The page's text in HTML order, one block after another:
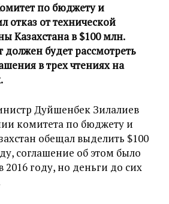
по бюджету и
отказ от технической
Казахстана в $100 млн.
должен будет рассмотреть
в трех чтениях на
Дуйшенбек Зилалиев
комитета по бюджету и
обещал выделить $100
соглашение об этом было
году, но деньги до сих